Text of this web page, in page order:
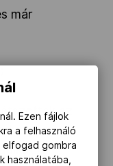
már
az
nem
is –
Ezen fájlok
a felhasználó
gombra
használatába,